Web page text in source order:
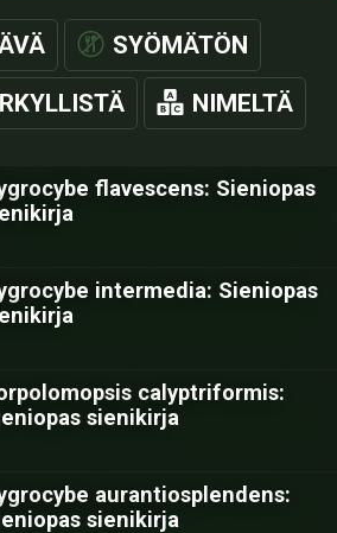
SYÖMÄTÖN
NIMELTÄ
flavescens: Sieniopas
intermedia: Sieniopas
calyptriformis:
sienikirja
aurantiosplendens:
sienikirja